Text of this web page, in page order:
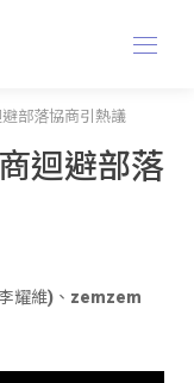
部落協商引熱議
迴避部落
耀維) 、 zemzem